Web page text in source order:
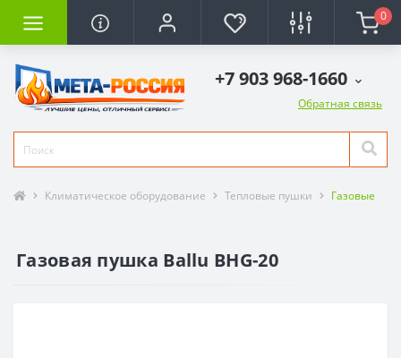
0
+7 903 968-1660
Обратная связь
Климатическое оборудование Тепловые пушки Газовые
Газовая пушка Ballu BHG-20